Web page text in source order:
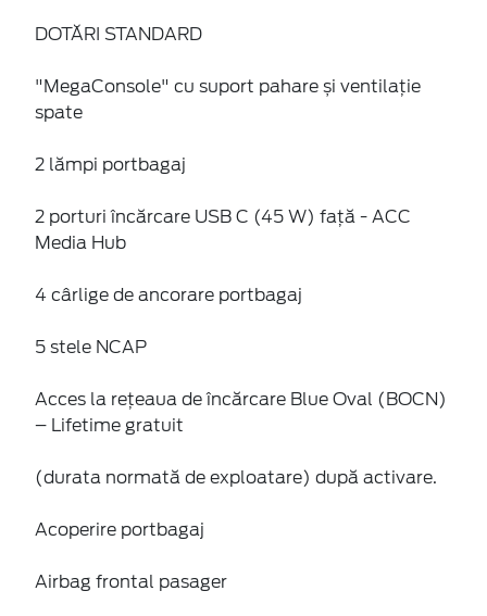
DOTĂRI STANDARD
"MegaConsole" cu suport pahare și ventilație
spate
2 lămpi portbagaj
2 porturi încărcare USB C (45 W) față - ACC
Media Hub
4 cârlige de ancorare portbagaj
5 stele NCAP
Acces la rețeaua de încărcare Blue Oval (BOCN)
– Lifetime gratuit
(durata normată de exploatare) după activare.
Acoperire portbagaj
Airbag frontal pasager